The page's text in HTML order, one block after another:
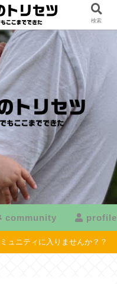
community profile
ュニティに入りませんか？？
検索